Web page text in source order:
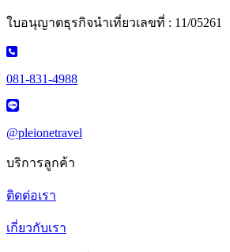
ใบอนุญาตธุรกิจนำเที่ยวเลขที่ : 11/05261
081-831-4988
@pleionetravel
บริการลูกค้า
ติดต่อเรา
เกี่ยวกับเรา